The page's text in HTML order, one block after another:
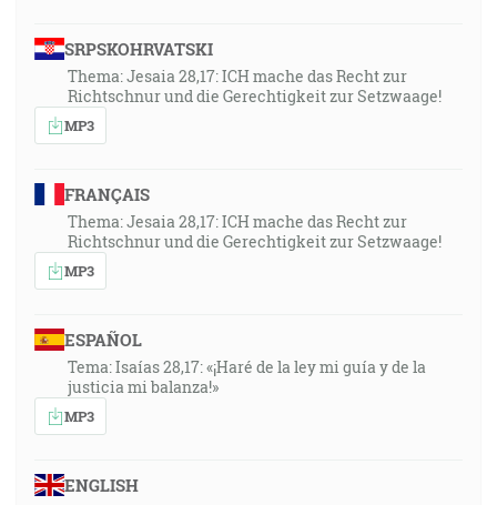
SRPSKOHRVATSKI
Thema: Jesaia 28,17: ICH mache das Recht zur
Richtschnur und die Gerechtigkeit zur Setzwaage!
MP3
FRANÇAIS
Thema: Jesaia 28,17: ICH mache das Recht zur
Richtschnur und die Gerechtigkeit zur Setzwaage!
MP3
ESPAÑOL
Tema: Isaías 28,17: «¡Haré de la ley mi guía y de la
justicia mi balanza!»
MP3
ENGLISH